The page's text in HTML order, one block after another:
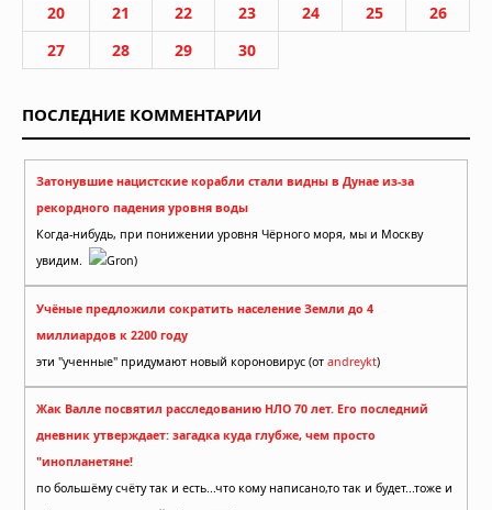
20
21 22 23 24 25
26
27
28 29 30
ПОСЛЕДНИЕ КОММЕНТАРИИ
Затонувшие нацистские корабли стали видны в Дунае из-за
рекордного падения уровня воды
Когда-нибудь, при понижении уровня Чёрного моря, мы и Москву
увидим.
Gron)
Учёные предложили сократить население Земли до 4
миллиардов к 2200 году
эти "ученные" придумают новый короновирус (от andreykt)
Жак Валле посвятил расследованию НЛО 70 лет. Его последний
дневник утверждает: загадка куда глубже, чем просто
"инопланетяне!
по большёму счёту так и есть...что кому написано,то так и будет...тоже и